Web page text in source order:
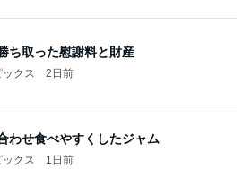
ち取った慰謝料と財産
クス 2日前
わせ食べやすくしたジャム
クス 1日前